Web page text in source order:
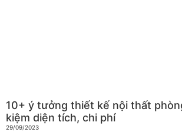
10+ ý tưởng thiết kế nội thất
kiệm diện tích, chi phí
29/09/2023